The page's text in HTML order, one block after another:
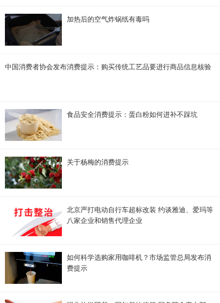
加热后的空气炸锅纸有毒吗
中国消费者协会发布消费提示：购买传统工艺品要进行商品信息核验
食品安全消费提示：蛋白粉如何进补不踩坑
关于杨梅的消费提示
北京严打电动自行车超标改装 约谈雅迪、爱玛等
八家企业和销售代理企业
如何科学选购家用咖啡机？市场监管总局发布消
费提示